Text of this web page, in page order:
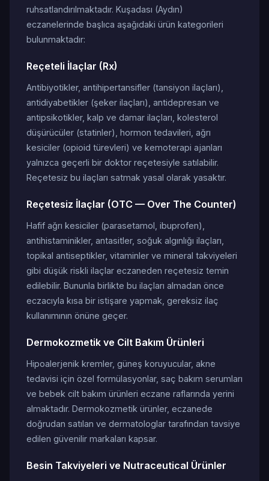
ruhsatlandırılmaktadır. Kuşadası (Aydın)
eczanelerinde başlıca aşağıdaki ürün kategorileri
bulunmaktadır:
Reçeteli İlaçlar (Rx)
Antibiyotikler, antihipertansifler (tansiyon ilaçları),
antidiyabetikler (şeker ilaçları), antidepresan ve
antipsikotikler, kalp ve damar ilaçları, kolesterol
düşürücüler (statinler), hormon tedavileri, ağrı
kesiciler (opioid türevleri) ve kemoterapi ajanları
yalnızca geçerli bir doktor reçetesiyle satılabilir.
Reçetesiz bu ilaçları satmak yasal olarak yasaktır.
Reçetesiz İlaçlar (OTC — Over The Counter)
Hafif ağrı kesiciler (parasetamol, ibuprofen),
antihistaminikler, antasitler, soğuk algınlığı ilaçları,
topikal antiseptikler, vitaminler ve mineral takviyeleri
gibi düşük riskli ilaçlar eczaneden reçetesiz temin
edilebilir. Bununla birlikte bu ilaçları almadan önce
eczacıyla kısa bir istişare yapmak, gereksiz ilaç
kullanımının önüne geçer.
Dermokozmetik ve Cilt Bakım Ürünleri
Hipoalerjenik kremler, güneş koruyucular, akne
tedavisi için özel formülasyonlar, saç bakım serumları
ve bebek cilt bakım ürünleri eczane raflarında yerini
almaktadır. Dermokozmetik ürünler, eczanede
doğrudan satılan ve dermatologlar tarafından tavsiye
edilen güvenilir markaları kapsar.
Besin Takviyeleri ve Nutraceutical Ürünler